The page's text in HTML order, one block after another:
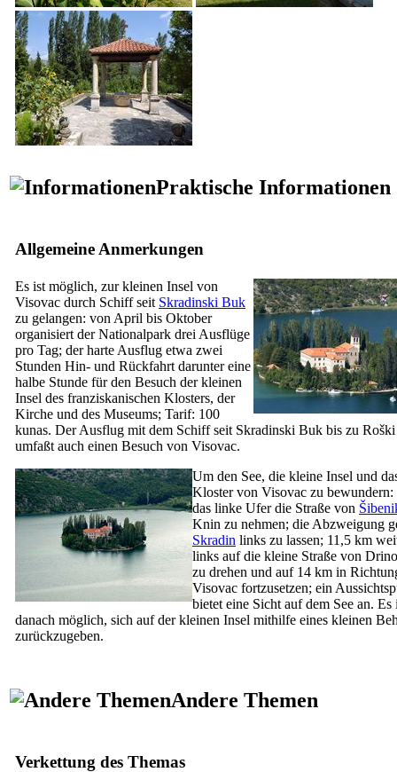
Praktische Informationen
Allgemeine Anmerkungen
Es ist möglich, zur kleinen Insel von
Visovac durch Schiff seit Skradinski Buk
zu gelangen: von April bis Oktober
organisiert der Nationalpark drei Ausflüge
pro Tag; der harte Ausflug etwa zwei
Stunden Hin- und Rückfahrt darunter eine
halbe Stunde für den Besuch der kleinen
Insel des franziskanischen Klosters, der
Kirche und des Museums; Tarif: 100
kunas. Der Ausflug mit dem Schiff seit Skradinski Buk bis zu
umfaßt auch einen Besuch von Visovac.
Um den See, die kleine Insel und
Kloster von Visovac zu bewundern:
das linke Ufer die Straße von
Knin zu nehmen; die Abzweigung
Skradin links zu lassen; 11,5 km
links auf die kleine Straße von
zu drehen und auf 14 km in
Visovac fortzusetzen; ein
bietet eine Sicht auf dem See an. Es
danach möglich, sich auf der kleinen Insel mithilfe eines kleinen
zurückzugeben.
Andere Themen
Verkettung des Themas